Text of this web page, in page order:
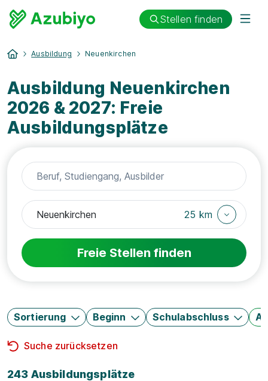
Stellen finden
Ausbildung Neuenkirchen
Ausbildung Neuenkirchen
2026 & 2027: Freie
Ausbildungsplätze
25 km
Freie Stellen finden
Sortierung Beginn Schulabschluss
Suche zurücksetzen
243 Ausbildungsplätze